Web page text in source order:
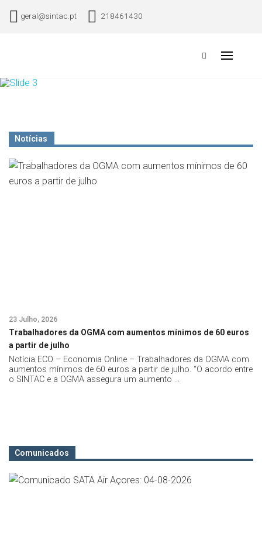
geral@sintac.pt 218461430
Primary
Notícias
Trabalhadores da OGMA com aumentos mínimos de 60 euros
a partir de julho
23 Julho, 2026
Notícia ECO – Economia Online – Trabalhadores da OGMA com
aumentos mínimos de 60 euros a partir de julho. “O acordo entre
o SINTAC e a OGMA assegura um aumento ...
Comunicados